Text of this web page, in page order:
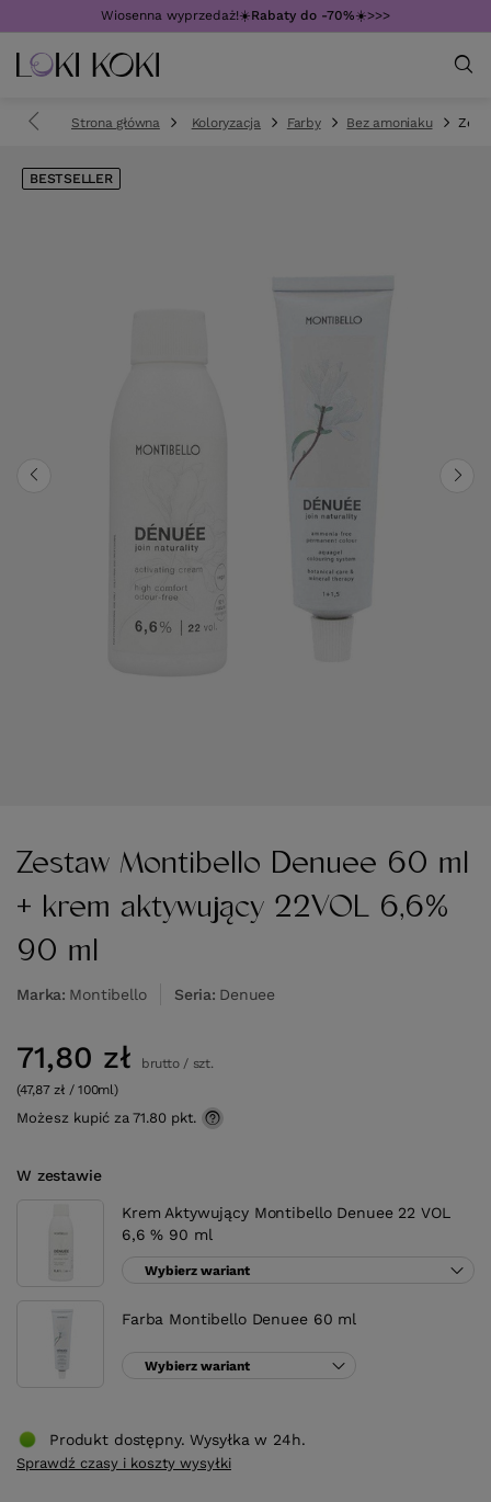
Wiosenna wyprzedaż!☀️Rabaty do -70%☀️>>>
Strona główna Koloryzacja Farby Bez amoniaku
BESTSELLER
Zestaw Montibello Denuee 60 ml
+ krem aktywujący 22VOL 6,6%
90 ml
Marka Montibello Seria Denuee
W zestawie
Krem Aktywujący Montibello Denuee 22 VOL
6,6 % 90 ml
Wybierz wariant
Farba Montibello Denuee 60 ml
Wybierz wariant
71,80 zł brutto/ szt.
(47,87 zł / 100ml)
Możesz kupić za 71.80 pkt.
Produkt dostępny. Wysyłka w 24h.
Sprawdź czasy i koszty wysyłki